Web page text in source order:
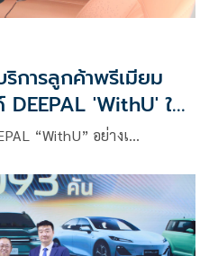
การลูกค้าพรีเมียม
'WithU' ใน
“WithU” อย่างเ…